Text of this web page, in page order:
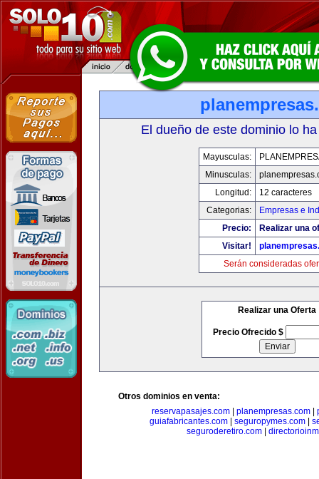
El dueño de este dominio lo
Mayusculas:
Minusculas:
Longitud:
12 caracteres
Categorias:
Empresas e
Precio:
Realizar una
Visitar!
Serán consideradas
Realizar una Oferta
Precio Ofrecido $
Otros dominios en venta:
reservapasajes.com
planempresas.com
guiafabricantes.com| seguropymes.com|
seguroderetiro.com|